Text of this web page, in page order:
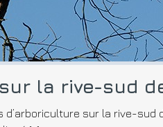
la rive-sud
sur la rive-sud